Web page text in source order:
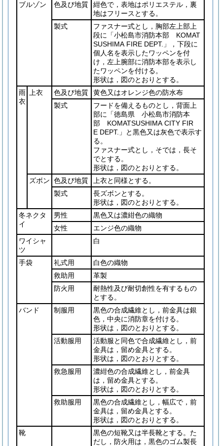
ブルゾン
色及び地質
紺色で，表地はポリエステル，裏
地はフリースとする。
製式
ファスナー式とし，胸部左上部上
段に「小松島市消防本部 KOMAT
SUSHIMA FIRE DEPT.」，下段に
個人名を表示したワッペンを付
け，左上腕部に消防本部を表示し
たワッペンを付ける。
形状は，図のとおりとする。
雨
衣
上衣 色及び地質
黄色又はオレンジ色の防水布
製式
フードを備えるものとし，背面上
部に「徳島県 小松島市消防本
部 KOMATSUSHIMA CITY FIR
E DEPT.」と黒色又は灰色で表示す
る。
ファスナー式とし，そでは，長そ
でとする。
形状は，図のとおりとする。
ズボン 色及び地質
上衣と同様とする。
製式
長ズボンとする。
形状は，図のとおりとする。
冬ネクタ
イ
男性
黒色又は濃紺色の織物
女性
エンジ色の織物
ワイシャ
ツ
白
手袋 礼式用
白色の織物
救助用
革製
防火用
耐熱性及び耐切創性を有するもの
とする。
バンド
制服用
黒色の合成繊維とし，前金具は銀
色，中央に消防章を付ける。
形状は，図のとおりとする。
活動服用
活動服と同色で合成繊維とし，前
金具は，留め金具とする。
形状は，図のとおりとする。
救急服用
濃紺色の合成繊維とし，前金具
は，留め金具とする。
形状は，図のとおりとする。
救助服用
黒色の合成繊維とし，幅広で，前
金具は，留め金具とする。
形状は，図のとおりとする。
靴
黒色の短靴又は半長靴とする。た
だし，防火用は，黒色のゴム製長